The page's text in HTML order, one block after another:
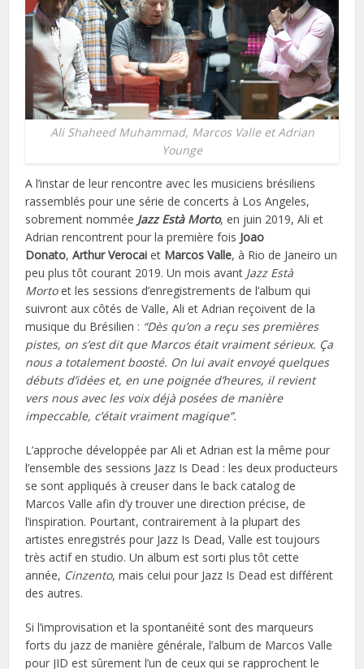
Ali Shaheed Muhammad, Marcos Valle et Adrian
Younge
A l’instar de leur rencontre avec les musiciens brésiliens
rassemblés pour une série de concerts à Los Angeles,
sobrement nommée Jazz Està Morto, en juin 2019, Ali et
Adrian rencontrent pour la première fois Joao
Donato,Arthur Verocai et Marcos Valle, à Rio de Janeiro un
peu plus tôt courant 2019. Un mois avant Jazz Està
Mortoet les sessions d’enregistrements de l’album qui
suivront aux côtés de Valle, Ali et Adrian reçoivent de la
musique du Brésilien : “Dès qu’on a reçu ses premières
pistes, on s’est dit que Marcos était vraiment sérieux. Ça
nous a totalement boosté. On lui avait envoyé quelques
débuts d’idées et, en une poignée d’heures, il revient
vers nous avec les voix déjà posées de manière
impeccable, c’était vraiment magique”.
L’approche développée par Ali et Adrian est la même pour
l’ensemble des sessions Jazz Is Dead : les deux producteurs
se sont appliqués à creuser dans le back catalog de
Marcos Valle afin d’y trouver une direction précise, de
l’inspiration. Pourtant, contrairement à la plupart des
artistes enregistrés pour Jazz Is Dead, Valle est toujours
très actif en studio. Un album est sorti plus tôt cette
année, Cinzento, mais celui pour Jazz Is Dead est différent
des autres.
Si l’improvisation et la spontanéité sont des marqueurs
forts du jazz de manière générale, l’album de Marcos Valle
pour JID est sûrement l’un de ceux qui se rapprochent le